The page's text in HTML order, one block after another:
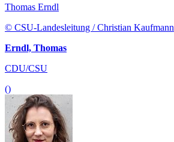
Thomas Erndl
© CSU-Landesleitung / Christian Kaufmann
Erndl, Thomas
CDU/CSU
()